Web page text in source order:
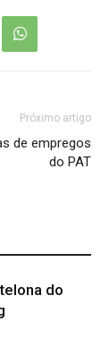
Próximo artigo
de empregos
do PAT
do